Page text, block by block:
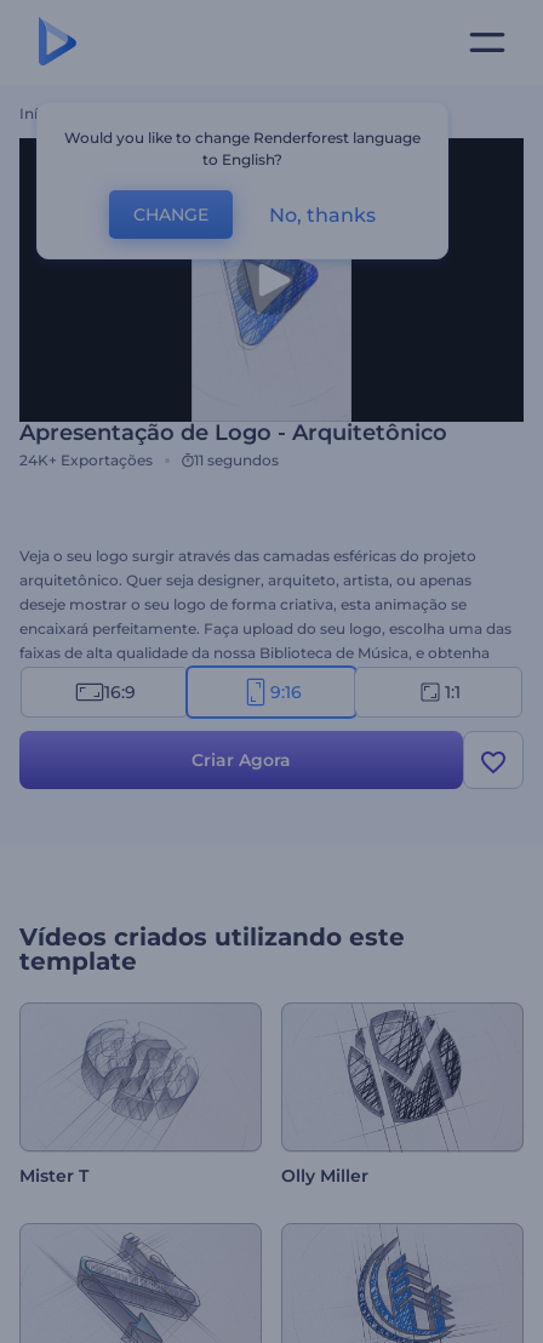
Início
Apresentação de Logo - Arquitetônico
24K+ Exportações 11 segundos
Veja o seu logo surgir através das camadas esféricas do projeto
arquitetônico. Quer seja designer, arquiteto, artista, ou apenas
deseje mostrar o seu logo de forma criativa, esta animação se
encaixará perfeitamente. Faça upload do seu logo, escolha uma das
faixas de alta qualidade da nossa Biblioteca de Música, e obtenha
uma animação profissional em poucos minutos. Experimente
16:9 9:16 1:1
Criar Agora
Vídeos criados utilizando este
template
Mister T Olly Miller
Would you like to change Renderforest language
to English?
CHANGE No, thanks